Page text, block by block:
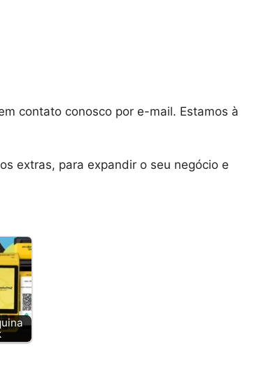
contato conosco por e-mail. Estamos à
extras, para expandir o seu negócio e